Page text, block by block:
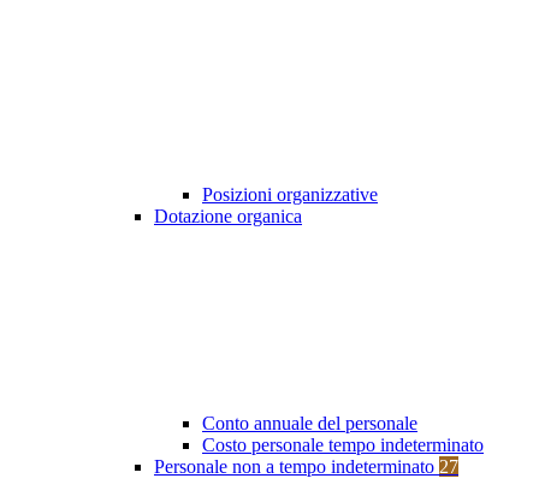
Posizioni organizzative
Dotazione organica
Conto annuale del personale
Costo personale tempo indeterminato
Personale non a tempo indeterminato 27